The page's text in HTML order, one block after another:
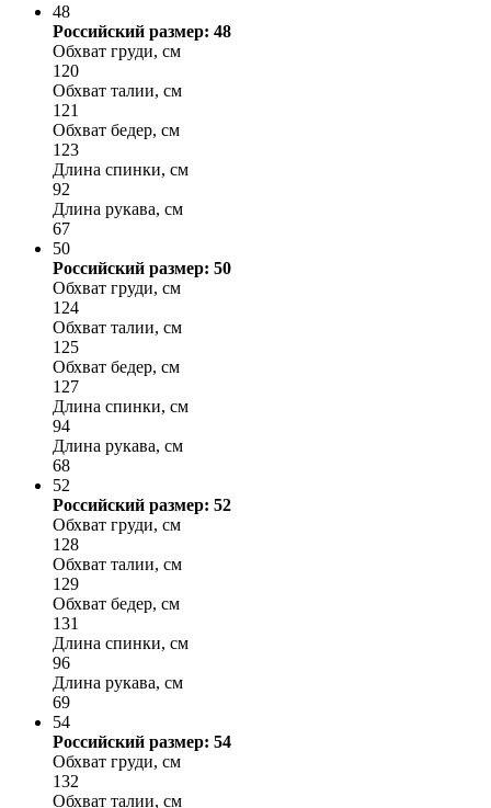
48
Российский размер: 48
Обхват груди, см
120
Обхват талии, см
121
Обхват бедер, см
123
Длина спинки, см
92
Длина рукава, см
67
50
Российский размер: 50
Обхват груди, см
124
Обхват талии, см
125
Обхват бедер, см
127
Длина спинки, см
94
Длина рукава, см
68
52
Российский размер: 52
Обхват груди, см
128
Обхват талии, см
129
Обхват бедер, см
131
Длина спинки, см
96
Длина рукава, см
69
54
Российский размер: 54
Обхват груди, см
132
Обхват талии, см